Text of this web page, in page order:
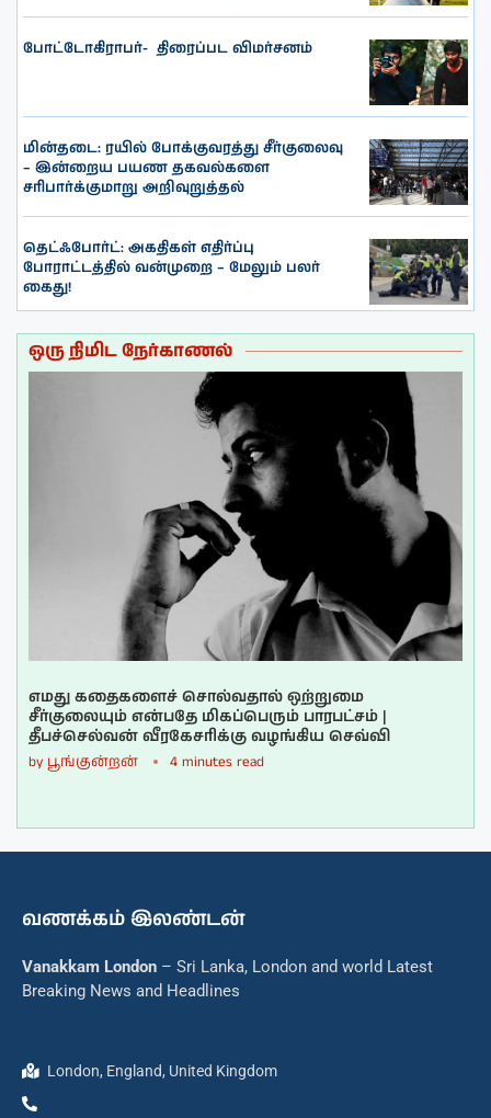
போட்டோகிராபர்- ‌ திரைப்பட விமர்சனம்
மின்தடை: ரயில் போக்குவரத்து சீர்குலைவு
– இன்றைய பயண தகவல்களை
சரிபார்க்குமாறு அறிவுறுத்தல்
தெட்ஃபோர்ட்: அகதிகள் எதிர்ப்பு
போராட்டத்தில் வன்முறை – மேலும் பலர்
கைது!
ஒரு நிமிட நேர்காணல்
எமது கதைகளைச் சொல்வதால் ஒற்றுமை
சீர்குலையும் என்பதே மிகப்பெரும் பாரபட்சம் |
தீபச்செல்வன் வீரகேசரிக்கு வழங்கிய செவ்வி
by பூங்குன்றன் 4 minutes read
வணக்கம் இலண்டன்
Vanakkam London – Sri Lanka, London and world Latest
Breaking News and Headlines
London, England, United Kingdom